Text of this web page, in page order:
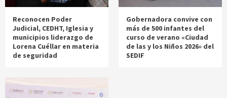
Reconocen Poder
Judicial, CEDHT, Iglesia y
municipios liderazgo de
Lorena Cuéllar en materia
de seguridad
Gobernadora convive con
más de 500 infantes del
curso de verano «Ciudad
de las y los Niños 2026» del
SEDIF